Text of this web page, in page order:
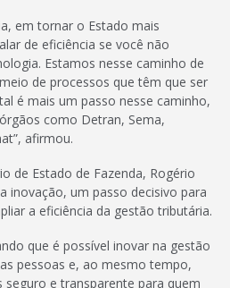
em tornar o Estado mais
de eficiência se você não
Estamos nesse caminho de
de processos que têm que ser
é mais um passo nesse caminho,
como Detran, Sema,
afirmou.
de Estado de Fazenda, Rogério
inovação, um passo decisivo para
a eficiência da gestão tributária.
que é possível inovar na gestão
pessoas e, ao mesmo tempo,
e transparente para quem